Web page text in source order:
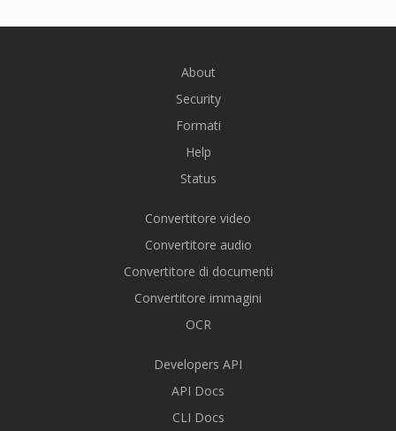
About
Security
Formati
Help
Status
Convertitore video
Convertitore audio
Convertitore di documenti
Convertitore immagini
OCR
Developers API
API Docs
CLI Docs